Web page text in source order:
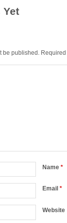
Yet
be published.
Name*
Email*
Website